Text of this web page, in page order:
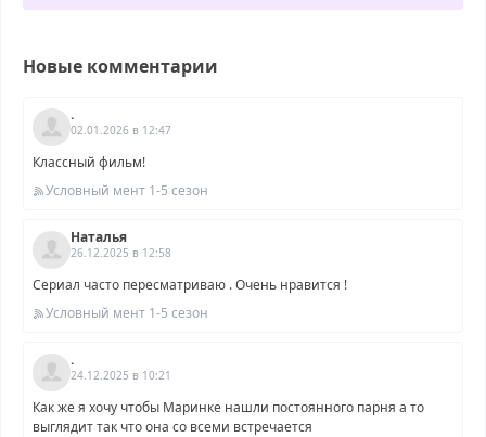
Новые комментарии
.
02.01.2026 в 12:47
Классный фильм!
Условный мент 1-5 сезон
Наталья
26.12.2025 в 12:58
Сериал часто пересматриваю . Очень нравится !
Условный мент 1-5 сезон
.
24.12.2025 в 10:21
Как же я хочу чтобы Маринке нашли постоянного парня а то
выглядит так что она со всеми встречается